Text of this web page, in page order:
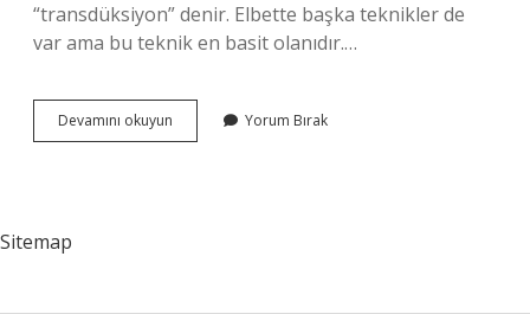
“transdüksiyon” denir. Elbette başka teknikler de
var ama bu teknik en basit olanıdır.…
Devamını okuyun
Tedavisi
Yorum Bırak
Sitemap